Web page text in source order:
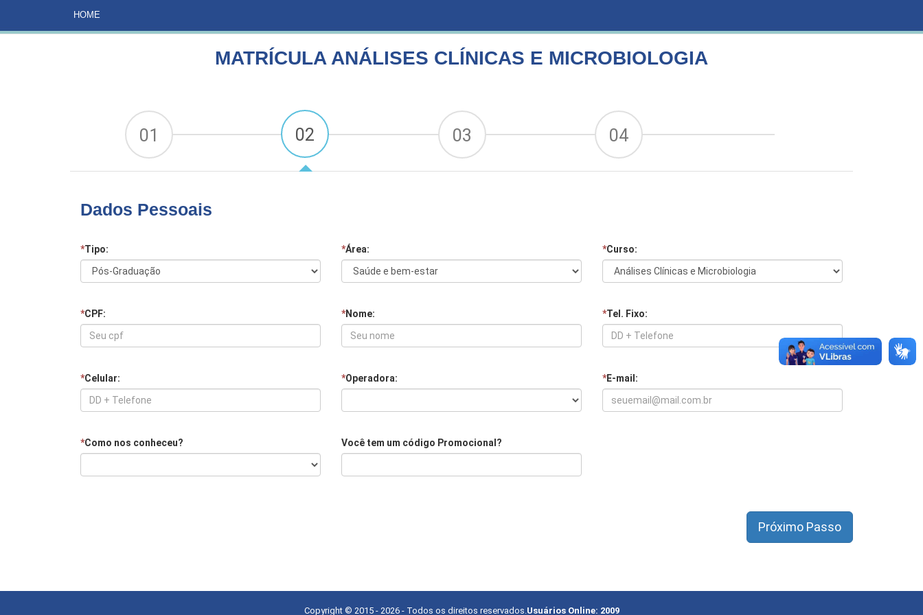
HOME
HOME
MATRÍCULA ANÁLISES CLÍNICAS E MICROBIOLOGIA
01 02 03 04
Dados Pessoais
*Tipo: *Área: *Curso:
*CPF: *Nome: *Tel. Fixo:
*Celular: *Operadora: *E-mail:
*Como nos conheceu? Você tem um código Promocional?
Copyright © 2015 - 2026- Todos os direitos reservados.Usuários Online: 2009